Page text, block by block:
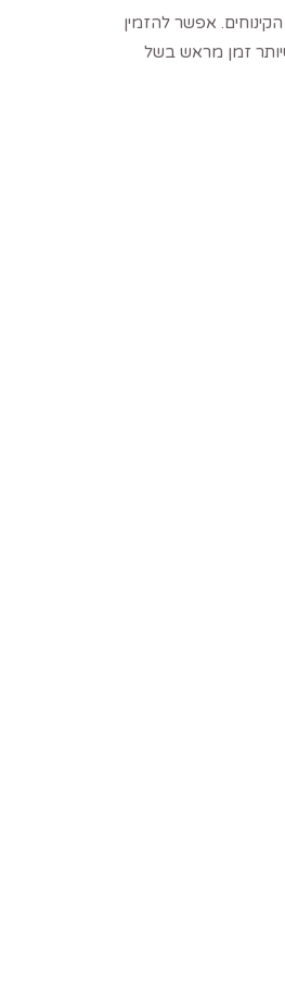
אפשר להזמין
את המארזים ניתן להזמין באמצעות הוואטסאפ: 052-6090298 ומוטב כמה שיותר זמן מראש בשל